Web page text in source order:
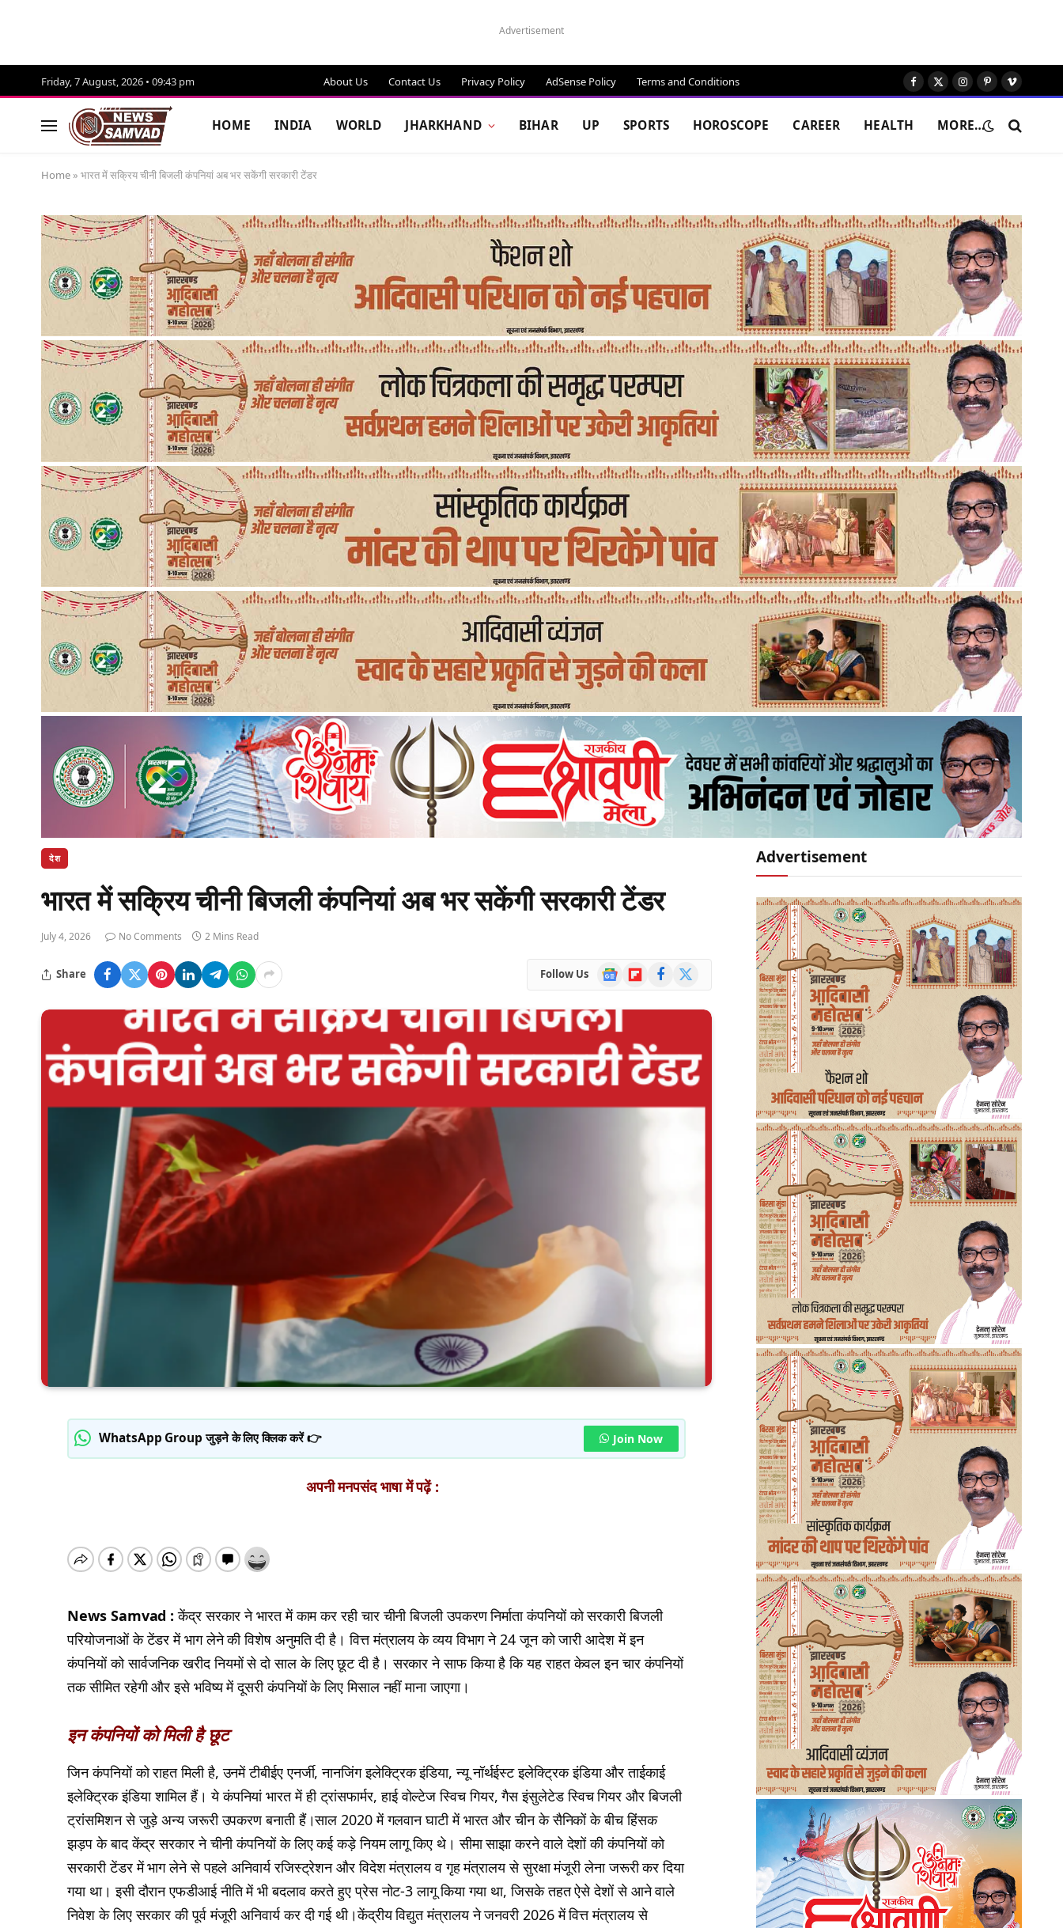
Advertisement
Friday, 7 August, 2026 • 09:43 pm About Us Contact Us Privacy Policy AdSense Policy Terms and Conditions Facebook
X
Instagram
Pinterest
Vimeo
HOME INDIA WORLD JHARKHAND BIHAR UP SPORTS HOROSCOPE CAREER HEALTH MORE…
Home » भारत में सक्रिय चीनी बिजली कंपनियां अब भर सकेंगी सरकारी टेंडर
देश
भारत में सक्रिय चीनी बिजली कंपनियां अब भर सकेंगी सरकारी टेंडर
July 4, 2026 No Comments 2 Mins Read
Share Follow Us
Google
News
FlipboardFacebook
WhatsApp Group जुड़ने के लिए क्लिक करें 👉 Join Now
अपनी मनपसंद भाषा में पढ़ें :
News Samvad : केंद्र सरकार ने भारत में काम कर रही चार चीनी बिजली उपकरण निर्माता कंपनियों को सरकारी बिजली
परियोजनाओं के टेंडर में भाग लेने की विशेष अनुमति दी है। वित्त मंत्रालय के व्यय विभाग ने 24 जून को जारी आदेश में इन
कंपनियों को सार्वजनिक खरीद नियमों से दो साल के लिए छूट दी है। सरकार ने साफ किया है कि यह राहत केवल इन चार कंपनियों
तक सीमित रहेगी और इसे भविष्य में दूसरी कंपनियों के लिए मिसाल नहीं माना जाएगा।
इन कंपनियों को मिली है छूट
जिन कंपनियों को राहत मिली है, उनमें टीबीईए एनर्जी, नानजिंग इलेक्ट्रिक इंडिया, न्यू नॉर्थईस्ट इलेक्ट्रिक इंडिया और ताईकाई
इलेक्ट्रिक इंडिया शामिल हैं। ये कंपनियां भारत में ही ट्रांसफार्मर, हाई वोल्टेज स्विच गियर, गैस इंसुलेटेड स्विच गियर और बिजली
ट्रांसमिशन से जुड़े अन्य जरूरी उपकरण बनाती हैं।साल 2020 में गलवान घाटी में भारत और चीन के सैनिकों के बीच हिंसक
झड़प के बाद केंद्र सरकार ने चीनी कंपनियों के लिए कई कड़े नियम लागू किए थे। सीमा साझा करने वाले देशों की कंपनियों को
सरकारी टेंडर में भाग लेने से पहले अनिवार्य रजिस्ट्रेशन और विदेश मंत्रालय व गृह मंत्रालय से सुरक्षा मंजूरी लेना जरूरी कर दिया
गया था। इसी दौरान एफडीआई नीति में भी बदलाव करते हुए प्रेस नोट-3 लागू किया गया था, जिसके तहत ऐसे देशों से आने वाले
निवेश के लिए सरकार की पूर्व मंजूरी अनिवार्य कर दी गई थी।केंद्रीय विद्युत मंत्रालय ने जनवरी 2026 में वित्त मंत्रालय से
Advertisement